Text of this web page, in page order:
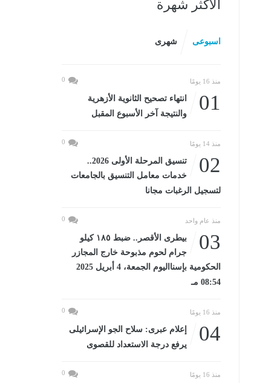
الأكثر شهرة
اسبوعى شهرى
منذ 16 يومًا 0
01
انتهاء تصحيح الثانوية الأزهرية
والنتيجة آخر الأسبوع المقبل
منذ 14 يومًا 0
02
تنسيق المرحلة الأولى 2026..
خدمات معامل التنسيق بالجامعات
لتسجيل الرغبات مجانا
منذ عام واحد 0
03
بيطرى الأقصر.. ضبط ١٨٥ كيلو
جرام لحوم مذبوحة خارج المجازر
الحكومية بإسنااليوم الجمعة، 4 أبريل 2025
08:54 مـ
منذ 16 يومًا 0
04
إعلام عبرى: سلاح الجو الإسرائيلى
يرفع درجة الاستعداد للقصوى
منذ 16 يومًا 0